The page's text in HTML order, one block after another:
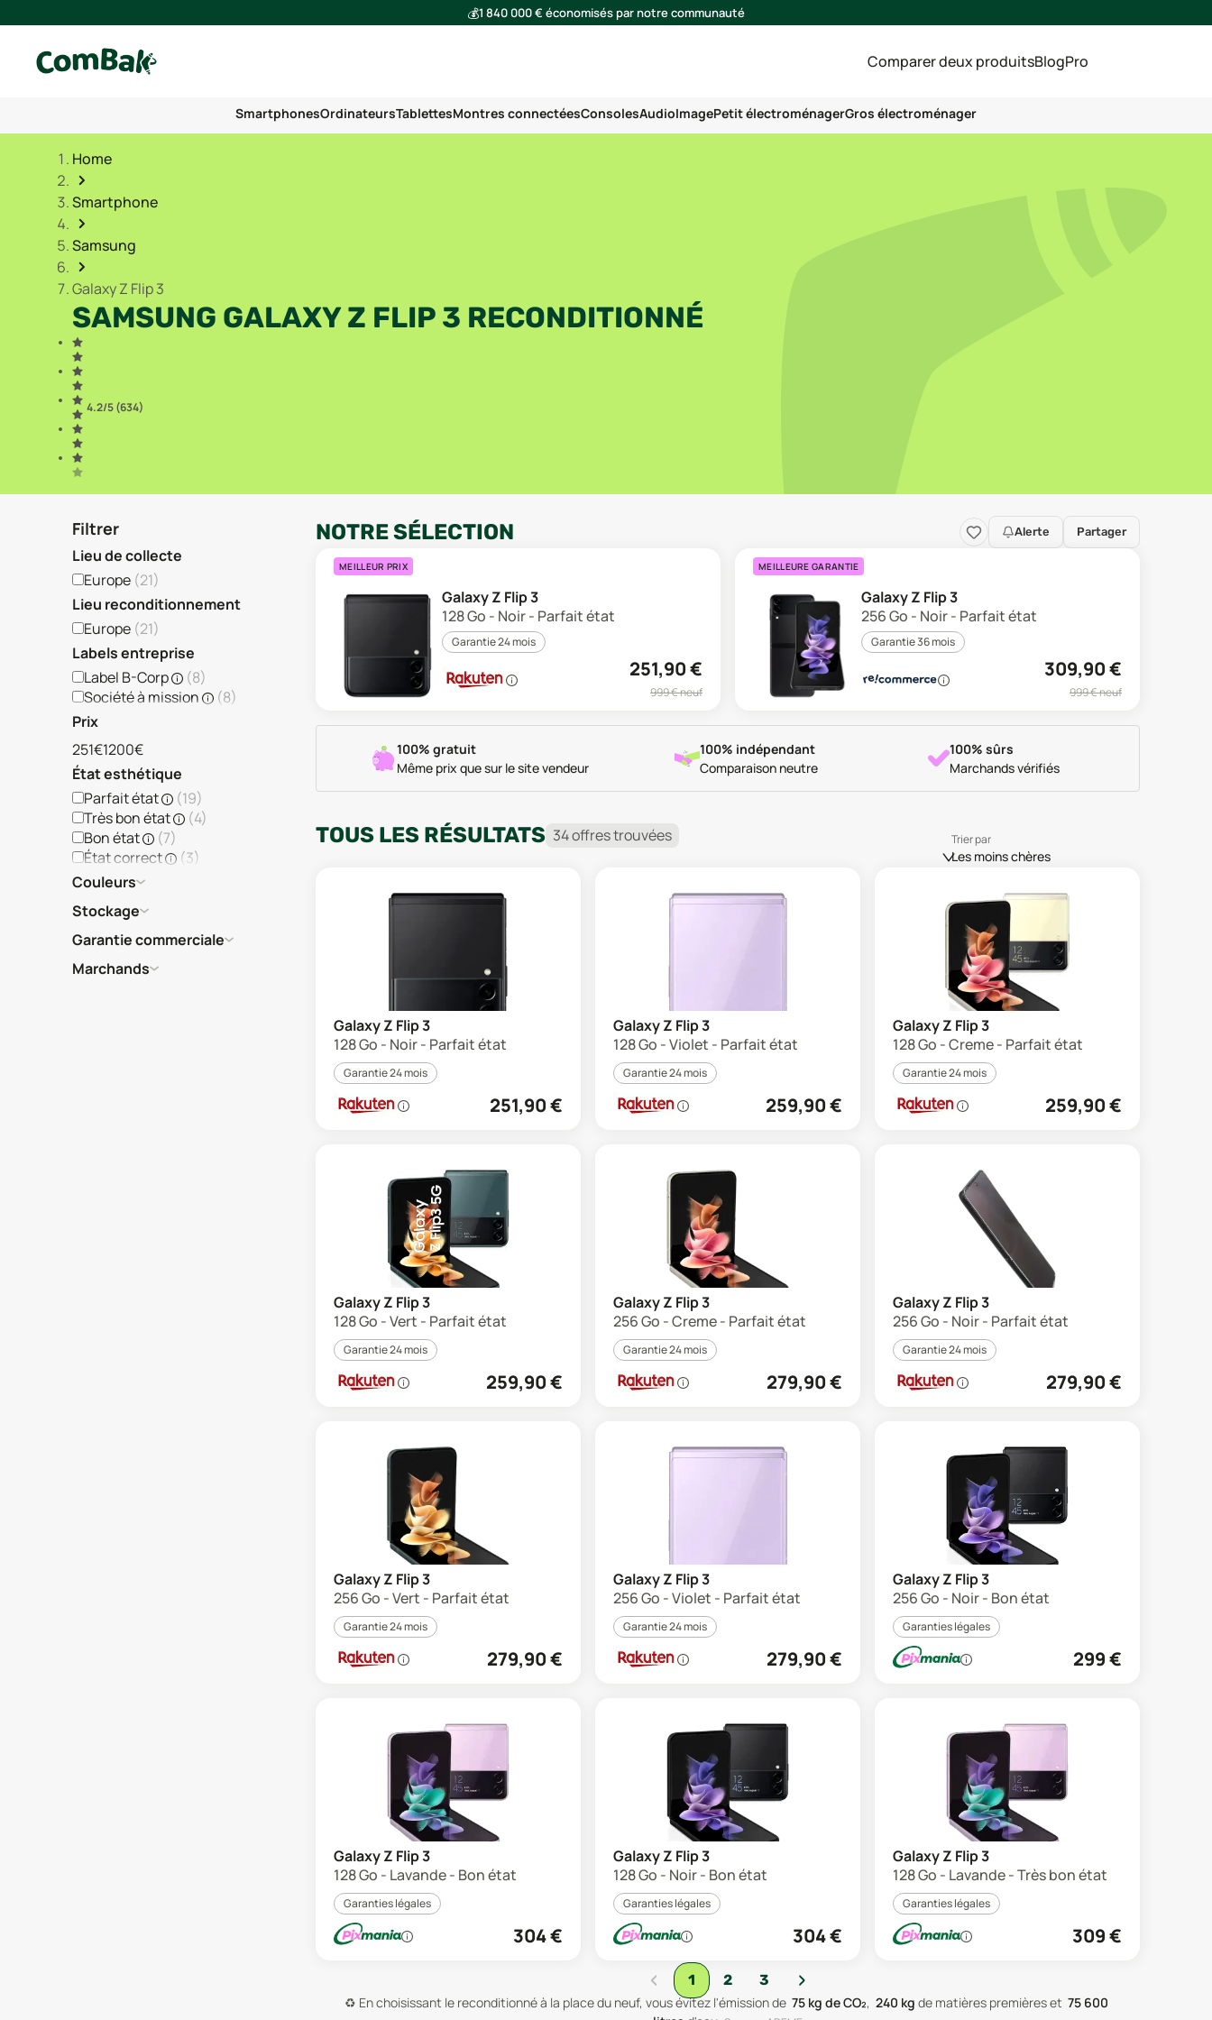
💰1 840 000 € économisés par notre communauté
Comparer deux produitsBlogPro
SmartphonesOrdinateursTablettesMontres connectéesConsolesAudioImagePetit électroménagerGros électroménager
Home
Smartphone
Samsung
Galaxy Z Flip 3
SAMSUNG GALAXY Z FLIP 3 RECONDITIONNÉ
4.2/5 (634)
Filtrer
Lieu de collecte
Europe (21)
Lieu reconditionnement
Europe (21)
Labels entreprise
Label B-Corp
(8)
Société à mission
(8)
Prix
251€1200€
État esthétique
Parfait état
(19)
Très bon état
(4)
Bon état
(7)
État correct
(3)
Couleurs
Stockage
Garantie commerciale
Marchands
NOTRE SÉLECTION Alerte Partager
MEILLEUR PRIX
Galaxy Z Flip 3
128 Go - Noir - Parfait état
Garantie 24 mois
251,90€
999€ neuf
MEILLEURE GARANTIE
Galaxy Z Flip 3
256 Go - Noir - Parfait état
Garantie 36 mois
309,90€
999€ neuf
100% gratuit
Même prix que sur le site vendeur
100% indépendant
Comparaison neutre
100% sûrs
Marchands vérifiés
TOUS LES RÉSULTATS 34offrestrouvées Trier par
Les moins chères
Galaxy Z Flip 3
128 Go - Noir - Parfait état
Garantie 24 mois
251,90€
Galaxy Z Flip 3
128 Go - Violet - Parfait état
Garantie 24 mois
259,90€
Galaxy Z Flip 3
128 Go - Creme - Parfait état
Garantie 24 mois
259,90€
Galaxy Z Flip 3
128 Go - Vert - Parfait état
Garantie 24 mois
259,90€
Galaxy Z Flip 3
256 Go - Creme - Parfait état
Garantie 24 mois
279,90€
Galaxy Z Flip 3
256 Go - Noir - Parfait état
Garantie 24 mois
279,90€
Galaxy Z Flip 3
256 Go - Vert - Parfait état
Garantie 24 mois
279,90€
Galaxy Z Flip 3
256 Go - Violet - Parfait état
Garantie 24 mois
279,90€
Galaxy Z Flip 3
256 Go - Noir - Bon état
Garanties légales
299€
Galaxy Z Flip 3
128 Go - Lavande - Bon état
Garanties légales
304€
Galaxy Z Flip 3
128 Go - Noir - Bon état
Garanties légales
304€
Galaxy Z Flip 3
128 Go - Lavande - Très bon état
Garanties légales
309€
‹ 1 2 3 ›
♻️ En choisissant le reconditionné à la place du neuf, vous évitez l'émission de 75 kg de CO₂, 240 kg de matières premièreset 75 600